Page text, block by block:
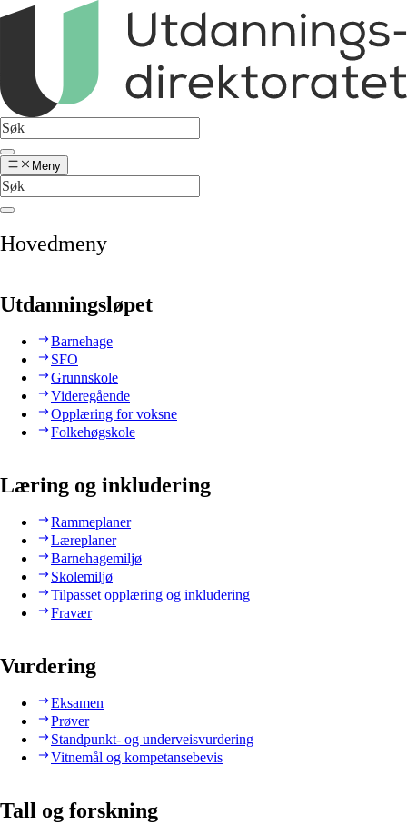
Meny
Hovedmeny
Utdanningsløpet
Barnehage
SFO
Grunnskole
Videregående
Opplæring for voksne
Folkehøgskole
Læring og inkludering
Rammeplaner
Læreplaner
Barnehagemiljø
Skolemiljø
Tilpasset opplæring og inkludering
Fravær
Vurdering
Eksamen
Prøver
Standpunkt- og underveisvurdering
Vitnemål og kompetansebevis
Tall og forskning